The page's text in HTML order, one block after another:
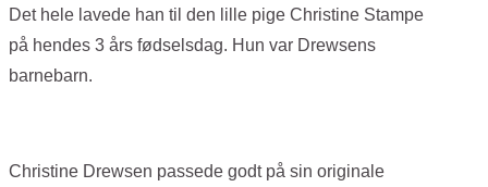
Det hele lavede han til den lille pige Christine Stampe
på hendes 3 års fødselsdag. Hun var Drewsens
barnebarn.
Christine Drewsen passede godt på sin originale